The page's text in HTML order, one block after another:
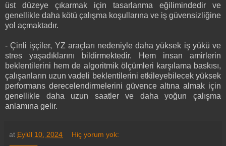
üst düzeye çıkarmak için tasarlanma eğilimindedir ve
genellikle daha kötü çalışma koşullarına ve iş güvensizliğine
yol açmaktadır.
- Çinli işçiler, YZ araçları nedeniyle daha yüksek iş yükü ve
stres yaşadıklarını bildirmektedir. Hem insan amirlerin
beklentilerini hem de algoritmik ölçümleri karşılama baskısı,
çalışanların uzun vadeli beklentilerini etkileyebilecek yüksek
performans derecelendirmelerini güvence altına almak için
genellikle daha uzun saatler ve daha yoğun çalışma
anlamına gelir.
at Eylül 10, 2024 Hiç yorum yok: